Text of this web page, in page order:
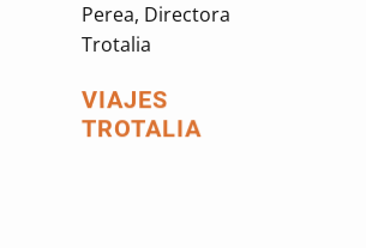
Perea, Directora
Trotalia
VIAJES
TROTALIA